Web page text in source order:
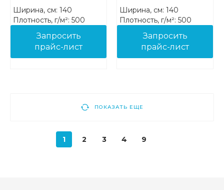
Ширина, см: 140
Плотность, г/м²: 500
Запросить
прайс-лист
Ширина, см: 140
Плотность, г/м²: 500
Запросить
прайс-лист
ПОКАЗАТЬ ЕЩЕ
1 2 3 4 9